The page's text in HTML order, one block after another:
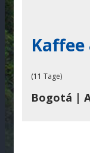
Kaffee
(11 Tage)
Bogotá |